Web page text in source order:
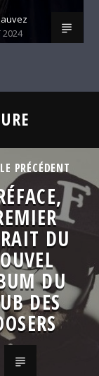
2024
PRÉCÉDENT
DU
DU
DES